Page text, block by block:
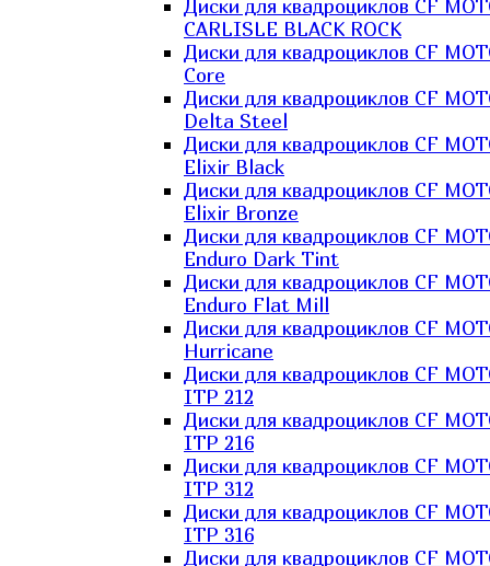
Диски для квадроциклов CF
CARLISLE BLACK ROCK
Диски для квадроциклов CF
Core
Диски для квадроциклов CF
Delta Steel
Диски для квадроциклов CF
Elixir Black
Диски для квадроциклов CF
Elixir Bronze
Диски для квадроциклов CF
Enduro Dark Tint
Диски для квадроциклов CF
Enduro Flat Mill
Диски для квадроциклов CF
Hurricane
Диски для квадроциклов CF
ITP 212
Диски для квадроциклов CF
ITP 216
Диски для квадроциклов CF
ITP 312
Диски для квадроциклов CF
ITP 316
Диски для квадроциклов CF